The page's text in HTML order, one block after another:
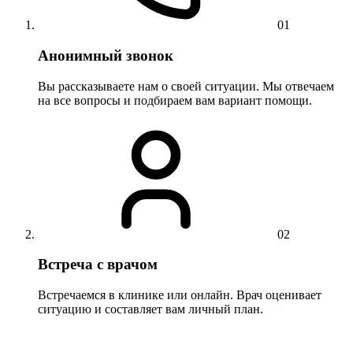
01
Анонимный звонок
Вы рассказываете нам о своей ситуации. Мы отвечаем
на все вопросы и подбираем вам вариант помощи.
02
Встреча с врачом
Встречаемся в клинике или онлайн. Врач оценивает
ситуацию и составляет вам личный план.